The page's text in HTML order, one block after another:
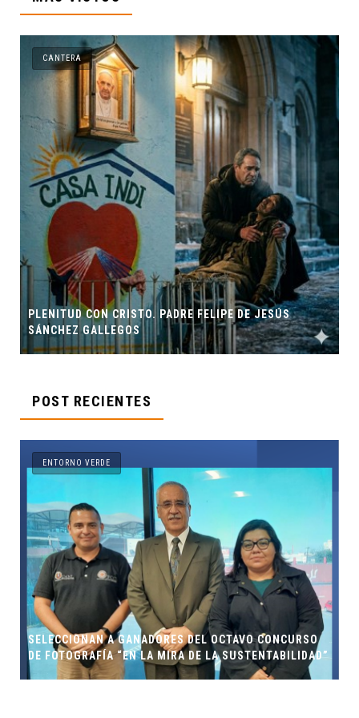
FELIPE DE JESÚS
CANTERA
ORIGEN Y PROPÓSITO DE
POST RECIENTES
DEL OCTAVO CONCURSO
MIRA DE LA SUSTENTABILIDAD”
ENTORNO VERDE Y
LOS MUERTOS FCC, UANL.